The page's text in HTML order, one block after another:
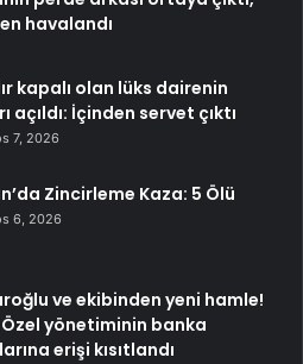
havalandı
kapalı olan lüks dairenin
açıldı: İçinden servet çıktı
7, 2026
Zincirleme Kaza: 5 Ölü
6, 2026
ve ekibinden yeni hamle!
yönetiminin banka
erişi kısıtlandı